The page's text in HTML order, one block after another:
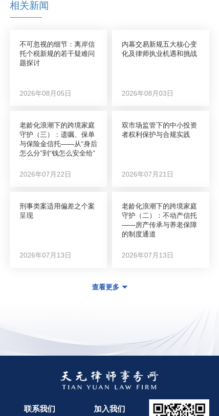
相关新闻
不可忽视的细节：离岸信
托个税新规的若干疑难问
题探讨
2026年08月05日
内幕交易新规五大核心变
化及律师执业机遇和挑战
2026年08月03日
老龄化浪潮下的跨境家庭
守护（三）：遗嘱、保单
与保险金信托——从“身后
怎么分”到“钱怎么安全给”
2026年07月22日
双市场监管下的中小投资
者权利保护与合规实践
2026年07月21日
刑事类案适用偏差之个案
呈现
2026年07月13日
老龄化浪潮下的跨境家庭
守护（二）：不动产信托
——房产传承与养老保障
的制度通道
2026年07月13日
查看更多
联系我们 加入我们